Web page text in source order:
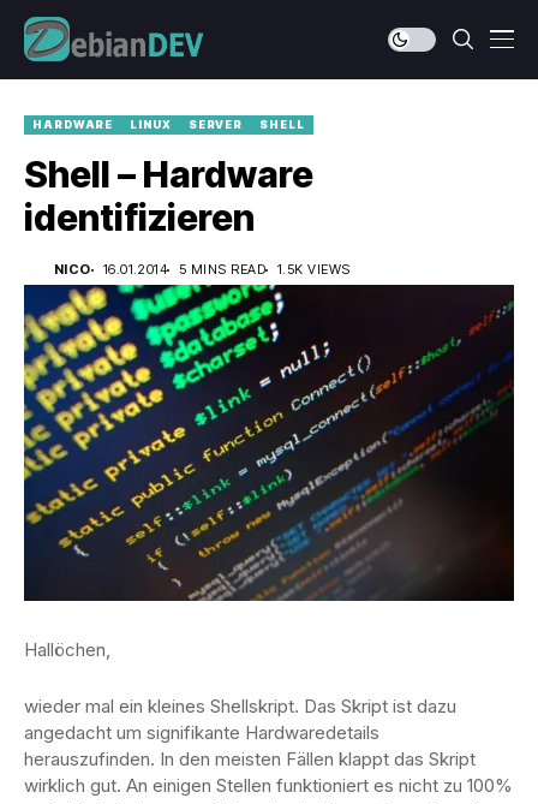
HARDWARE LINUX SERVER SHELL
Shell – Hardware
identifizieren
NICO 16.01.2014 5 MINS READ 1.5K VIEWS
Hallöchen,
wieder mal ein kleines Shellskript. Das Skript ist dazu
angedacht um signifikante Hardwaredetails
herauszufinden. In den meisten Fällen klappt das Skript
wirklich gut. An einigen Stellen funktioniert es nicht zu 100%